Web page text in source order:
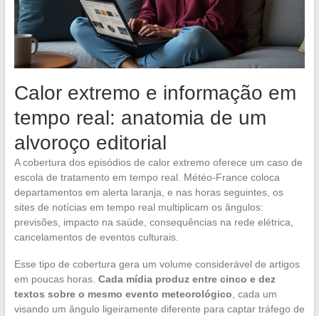
Calor extremo e informação em
tempo real: anatomia de um
alvoroço editorial
A cobertura dos episódios de calor extremo oferece um caso de
escola de tratamento em tempo real. Météo-France coloca
departamentos em alerta laranja, e nas horas seguintes, os
sites de notícias em tempo real multiplicam os ângulos:
previsões, impacto na saúde, consequências na rede elétrica,
cancelamentos de eventos culturais.
Esse tipo de cobertura gera um volume considerável de artigos
em poucas horas. Cada mídia produz entre cinco e dez
textos sobre o mesmo evento meteorológico, cada um
visando um ângulo ligeiramente diferente para captar tráfego de